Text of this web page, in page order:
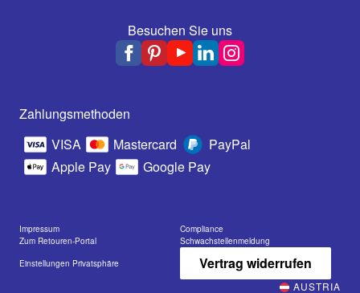
Besuchen Sie uns
Zahlungsmethoden
VISA
Mastercard
PayPal
Apple Pay
Google Pay
Impressum
Compliance
Zum Retouren-Portal
Schwachstellenmeldung
Einstellungen Privatsphäre
Vertrag widerrufen
AUSTRIA